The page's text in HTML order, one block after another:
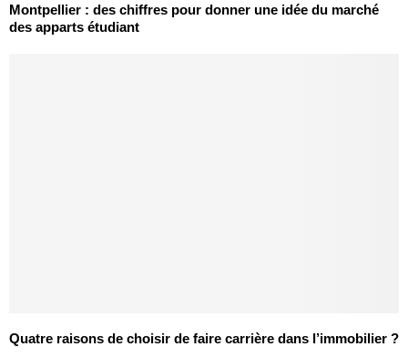
Montpellier : des chiffres pour donner une idée du marché
des apparts étudiant
Quatre raisons de choisir de faire carrière dans l’immobilier ?